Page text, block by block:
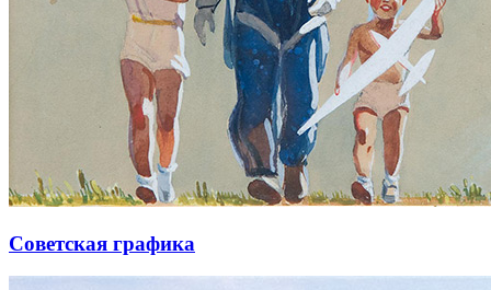
Советская графика